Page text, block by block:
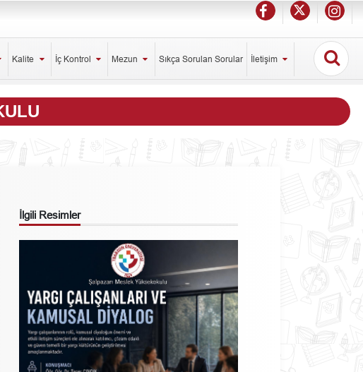
Kalite İç Kontrol Mezun Sıkça Sorulan Sorular İletişim
İlgili Resimler